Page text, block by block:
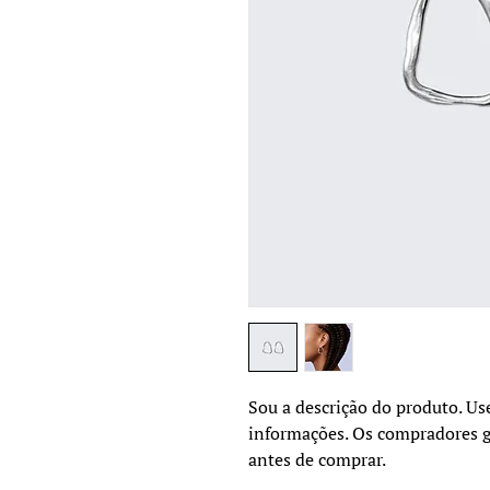
Sou a descrição do produto.
informações. Os compradores
antes de comprar.